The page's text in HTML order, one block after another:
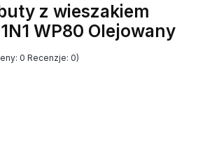
z wieszakiem
WP80 Olejowany
0 Recenzje: 0)